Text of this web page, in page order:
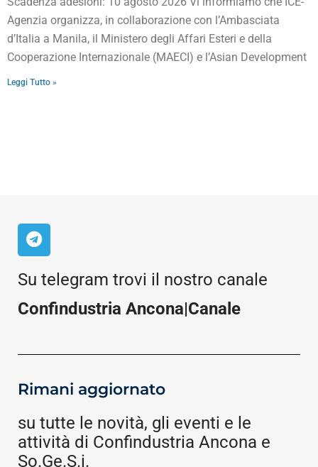
Agenzia organizza, in collaborazione con l’Ambasciata
d’Italia a Manila, il Ministero degli Affari Esteri e della
Cooperazione Internazionale (MAECI) e l’Asian Development
Leggi Tutto »
Su telegram trovi il nostro canale
Confindustria Ancona|Canale
Rimani aggiornato
su tutte le novità, gli eventi e le
attività di Confindustria Ancona e
So.Ge.S.i.